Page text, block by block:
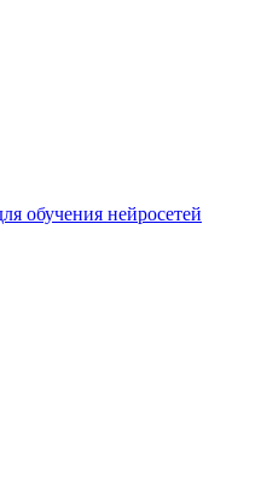
обучения нейросетей